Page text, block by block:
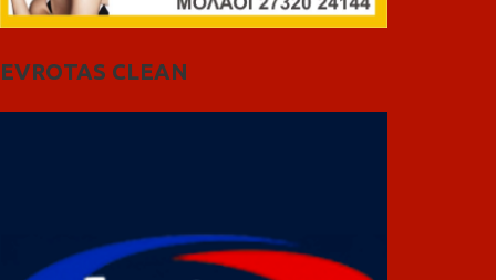
EVROTAS CLEAN